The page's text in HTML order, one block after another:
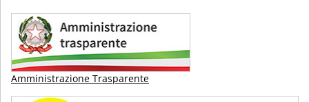
Amministrazione Trasparente